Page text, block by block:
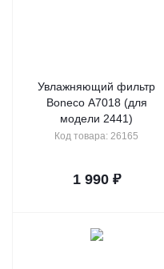
Увлажняющий фильтр
Boneco A7018 (для
модели 2441)
Код товара: 26165
1 990₽